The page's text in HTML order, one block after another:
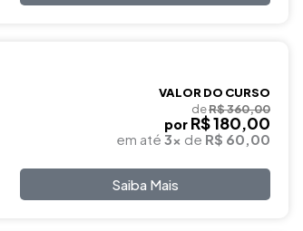
VALOR DO CURSO
deR$ 360,00
por R$ 180,00
em até 3x de R$ 60,00
Saiba Mais